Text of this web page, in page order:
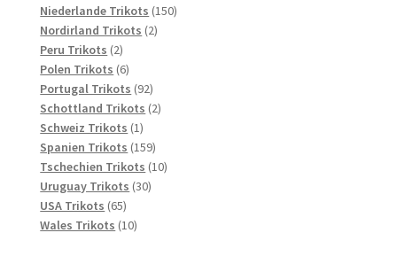
Produkte
Niederlande Trikots 150150
Nordirland Trikots 22
Peru Trikots 22
Produkte
Polen Trikots 66
Produkte
Portugal Trikots 9292
Produkte
Schottland Trikots 22
Schweiz Trikots 11
Produkt
Spanien Trikots 159159
Produkte
Tschechien Trikots 1010
Uruguay Trikots 3030
USA Trikots 6565
Produkte
Wales Trikots 1010